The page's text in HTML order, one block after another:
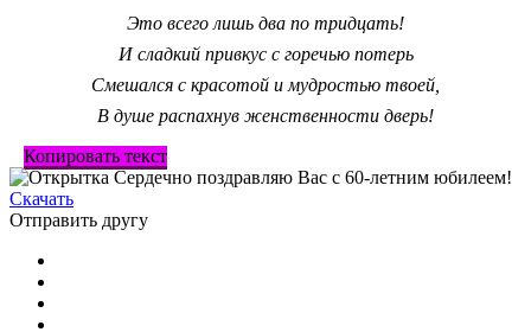
Это всего лишь два по тридцать!
И сладкий привкус с горечью потерь
Смешался с красотой и мудростью твоей,
В душе распахнув женственности дверь!
Копировать текст
Скачать
Отправить другу